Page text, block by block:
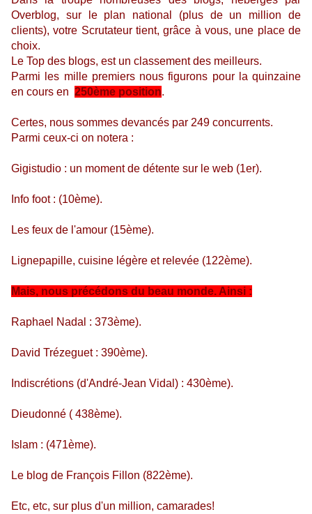
Overblog, sur le plan national (plus de un million de
clients), votre Scrutateur tient, grâce à vous, une place de
choix.
Le Top des blogs, est un classement des meilleurs.
Parmi les mille premiers nous figurons pour la quinzaine
en cours en 250ème position.
Certes, nous sommes devancés par 249 concurrents.
Parmi ceux-ci on notera :
Gigistudio : un moment de détente sur le web (1er).
Info foot : (10ème).
Les feux de l'amour (15ème).
Lignepapille, cuisine légère et relevée (122ème).
Mais, nous précédons du beau monde. Ainsi :
Raphael Nadal : 373ème).
David Trézeguet : 390ème).
Indiscrétions (d'André-Jean Vidal) : 430ème).
Dieudonné ( 438ème).
Islam : (471ème).
Le blog de François Fillon (822ème).
Etc, etc, sur plus d'un million, camarades!